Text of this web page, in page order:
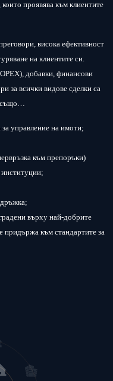
проявява към клиентите
висока ефективност
на клиентите си.
добавки, финансови
за всички видове сделки са
също…
управление на имоти;
към препоръки)
върху най-добрите
придържа към стандартите за